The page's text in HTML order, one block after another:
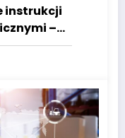
instrukcji
–